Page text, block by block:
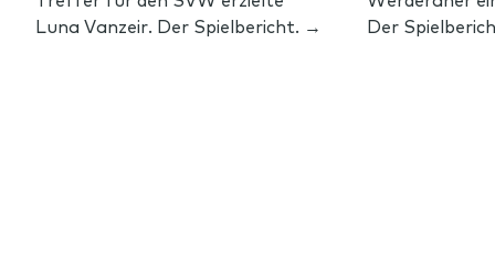
Luna Vanzeir. Der Spielbericht. →
Der